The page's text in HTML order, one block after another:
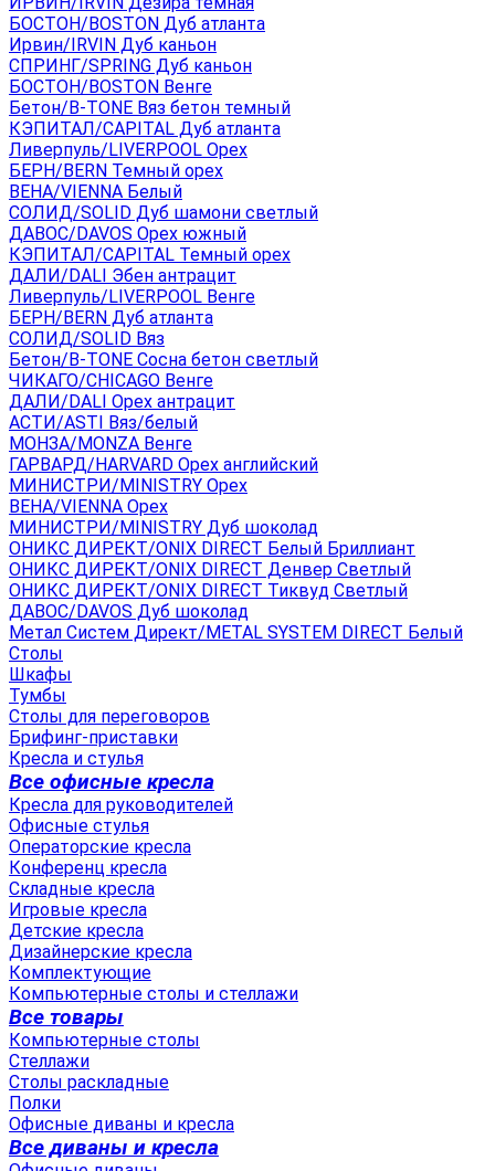
БОСТОН/BOSTON Дуб атланта
Ирвин/IRVIN Дуб каньон
СПРИНГ/SPRING Дуб каньон
БОСТОН/BOSTON Венге
Бетон/B-TONE Вяз бетон темный
КЭПИТАЛ/CAPITAL Дуб атланта
Ливерпуль/LIVERPOOL Орех
БЕРН/BERN Темный орех
ВЕНА/VIENNA Белый
СОЛИД/SOLID Дуб шамони светлый
ДАВОС/DAVOS Орех южный
КЭПИТАЛ/CAPITAL Темный орех
ДАЛИ/DALI Эбен антрацит
Ливерпуль/LIVERPOOL Венге
БЕРН/BERN Дуб атланта
СОЛИД/SOLID Вяз
Бетон/B-TONE Сосна бетон светлый
ЧИКАГО/CHICAGO Венге
ДАЛИ/DALI Орех антрацит
АСТИ/ASTI Вяз/белый
МОНЗА/MONZA Венге
ГАРВАРД/HARVARD Орех английский
МИНИСТРИ/MINISTRY Орех
ВЕНА/VIENNA Орех
МИНИСТРИ/MINISTRY Дуб шоколад
ОНИКС ДИРЕКТ/ONIX DIRECT Белый Бриллиант
ОНИКС ДИРЕКТ/ONIX DIRECT Денвер Светлый
ОНИКС ДИРЕКТ/ONIX DIRECT Тиквуд Светлый
ДАВОС/DAVOS Дуб шоколад
Метал Систем Директ/METAL SYSTEM DIRECT Белый
Столы
Шкафы
Тумбы
Столы для переговоров
Брифинг-приставки
Кресла и стулья
Все офисные кресла
Кресла для руководителей
Офисные стулья
Операторские кресла
Конференц кресла
Складные кресла
Игровые кресла
Детские кресла
Дизайнерские кресла
Комплектующие
Компьютерные столы и стеллажи
Все товары
Компьютерные столы
Стеллажи
Столы раскладные
Полки
Офисные диваны и кресла
Все диваны и кресла